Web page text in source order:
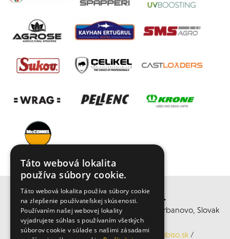
BISO SCHRATTENECKER s.r.o.
středisko Hurbanovo, Ul. 1. Mája, 947 01 Hurbanovo, Slovak
republic
Mobil: +421 902 944 273, Email:laca@biso.sk /
Táto webová lokalita
používa súbory cookie.
Táto webová lokalita používa súbory cookie
na zlepšenie používateľskej skúsenosti.
Používaním našej webovej lokality
vyjadrujete súhlas s používaním všetkých
súborov cookie v súlade s našimi zásadami